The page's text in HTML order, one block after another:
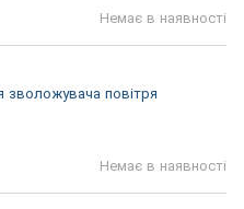
Немає в наявності
зволожувача повітря
Немає в наявності